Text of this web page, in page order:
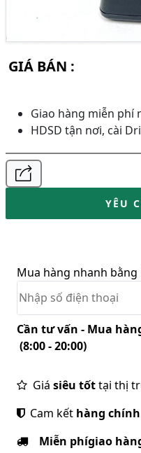
GIÁ BÁN :
Giao hàng miễn phí
HDSD tận nơi, cài
YÊU
Mua hàng nhanh
Cần tư vấn - Mua
(8:00 - 20:00)
Giá siêu tốttại thị
Cam kết hàng
Miễn phígiao